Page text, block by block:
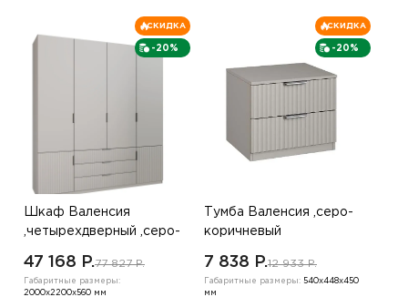
-20%
СКИДКА
Шкаф Валенсия
,четырехдверный ,серо-
47 168 P.77 827 P.
Габаритные размеры:
2000х2200х560 мм
-20%
СКИДКА
Тумба Валенсия ,серо-
коричневый
7 838 P.12 933 P.
Габаритные размеры: 540х448х450
мм